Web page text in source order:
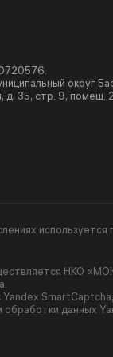
округ
д. 35, стр. 9, помещ.
НКО
обработки данных